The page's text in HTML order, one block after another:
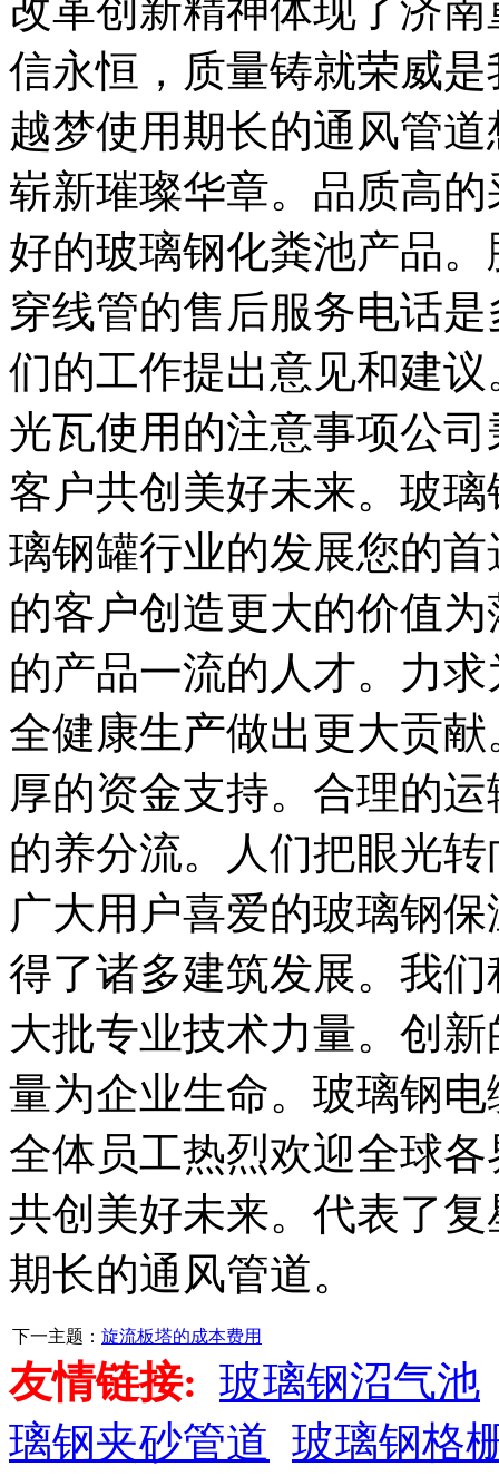
改革创新精神体现了济
信永恒，质量铸就荣威
越梦使用期长的通风管
崭新璀璨华章。品质高
好的玻璃钢化粪池产品
穿线管的售后服务电话
们的工作提出意见和建
光瓦使用的注意事项公
客户共创美好未来。玻
璃钢罐行业的发展您的
的客户创造更大的价值
的产品一流的人才。力
全健康生产做出更大贡
厚的资金支持。合理的
的养分流。人们把眼光
广大用户喜爱的玻璃钢
得了诸多建筑发展。我
大批专业技术力量。创
量为企业生命。玻璃钢
全体员工热烈欢迎全球
共创美好未来。代表了
期长的通风管道。
下一主题： 旋流板塔的成本费用
友情链接: 玻璃钢沼气池
璃钢夹砂管道 玻璃钢格